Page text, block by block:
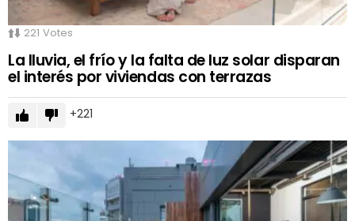
221 Votes
La lluvia, el frío y la falta de luz solar disparan
el interés por viviendas con terrazas
221